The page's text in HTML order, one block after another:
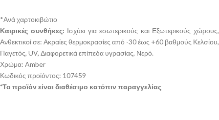
*Ανά χαρτοκιβώτιο
Καιρικές συνθήκες: Ισχύει για εσωτερικούς και Εξωτερικούς χώρους,
Ανθεκτικοί σε: Ακραίες θερμοκρασίες από -30 έως +60 βαθμούς Κελσίου,
Παγετός, UV, Διαφορετικά επίπεδα υγρασίας, Νερό.
Χρώμα: Amber
Κωδικός προϊόντος: 107459
*Το προϊόν είναι διαθέσιμο κατόπιν παραγγελίας